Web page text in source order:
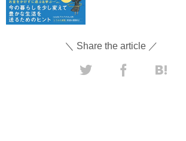
＼ Share the article ／